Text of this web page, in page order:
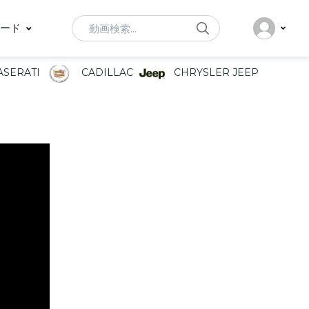
ド Search
CADILLAC CHRYSLER JEEP